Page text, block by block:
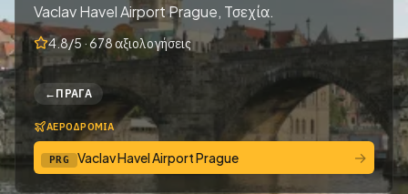
Vaclav Havel Airport Prague, Τσεχία.
4.8/5 · 678 αξιολογήσεις
← ΠΡΆΓΑ
ΑΕΡΟΔΡΌΜΙΑ
PRG Vaclav Havel Airport Prague →